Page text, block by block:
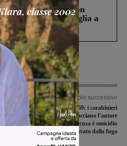
di Castiglion
aveva ucciso la figlia a
Articolo successivo
Morto sulla SR69: i carabinieri
rintracciano l’autore
dell’investimento. L’accusa è omicidio
stradale aggravato dalla fuga